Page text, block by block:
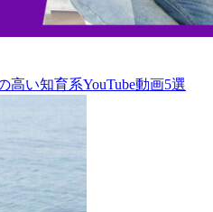
高い知育系YouTube動画5選